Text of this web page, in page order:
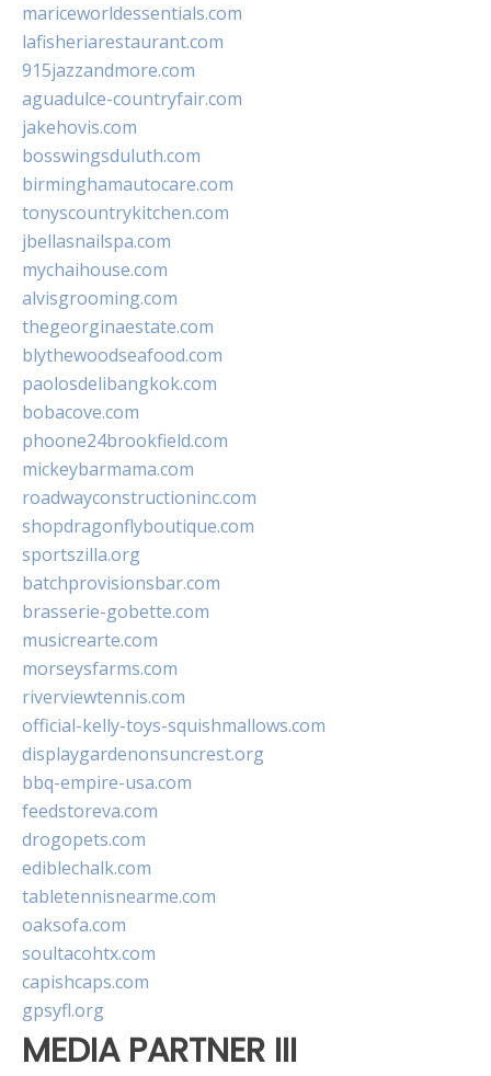
mariceworldessentials.com
lafisheriarestaurant.com
915jazzandmore.com
aguadulce-countryfair.com
jakehovis.com
bosswingsduluth.com
birminghamautocare.com
tonyscountrykitchen.com
jbellasnailspa.com
mychaihouse.com
alvisgrooming.com
thegeorginaestate.com
blythewoodseafood.com
paolosdelibangkok.com
bobacove.com
phoone24brookfield.com
mickeybarmama.com
roadwayconstructioninc.com
shopdragonflyboutique.com
sportszilla.org
batchprovisionsbar.com
brasserie-gobette.com
musicrearte.com
morseysfarms.com
riverviewtennis.com
official-kelly-toys-squishmallows.com
displaygardenonsuncrest.org
bbq-empire-usa.com
feedstoreva.com
drogopets.com
ediblechalk.com
tabletennisnearme.com
oaksofa.com
soultacohtx.com
capishcaps.com
gpsyfl.org
MEDIA PARTNER III